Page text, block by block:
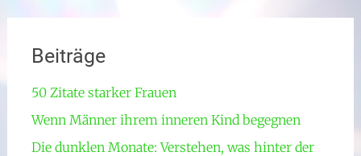
Beiträge
50 Zitate starker Frauen
Wenn Männer ihrem inneren Kind begegnen
Die dunklen Monate: Verstehen, was hinter der